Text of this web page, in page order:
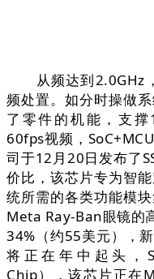
从频达到2.0GHz，
频处置。如分时操做
了零件的机能，支
60fps视频，
司于12月20日发布了
价比，该芯片专为智
统所需的各类功能模
Meta Ray-Ban眼镜的
34%（约55美元），
将正在年中起头，
Chip），该芯片正在